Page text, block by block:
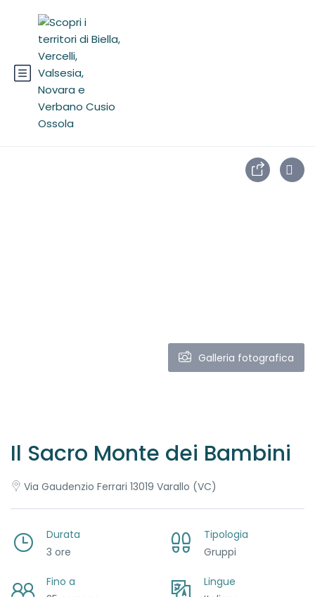
Galleria fotografica
Il Sacro Monte dei Bambini
Via Gaudenzio Ferrari 13019 Varallo (VC)
Durata
3 ore
Tipologia
Gruppi
Fino a
Lingue